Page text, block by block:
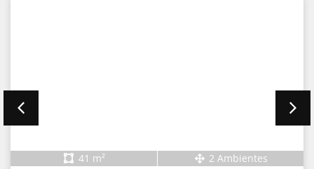
41 m² 2 Ambientes